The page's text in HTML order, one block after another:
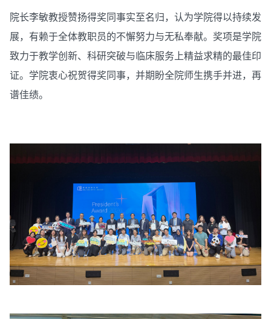
院长李敏教授赞扬得奖同事实至名归，认为学院得以持续发
展，有赖于全体教职员的不懈努力与无私奉献。奖项是学院
致力于教学创新、科研突破与临床服务上精益求精的最佳印
证。学院衷心祝贺得奖同事，并期盼全院师生携手并进，再
谱佳绩。